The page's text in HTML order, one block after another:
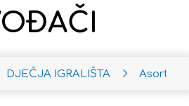
DJEČJA IGRALIŠTA